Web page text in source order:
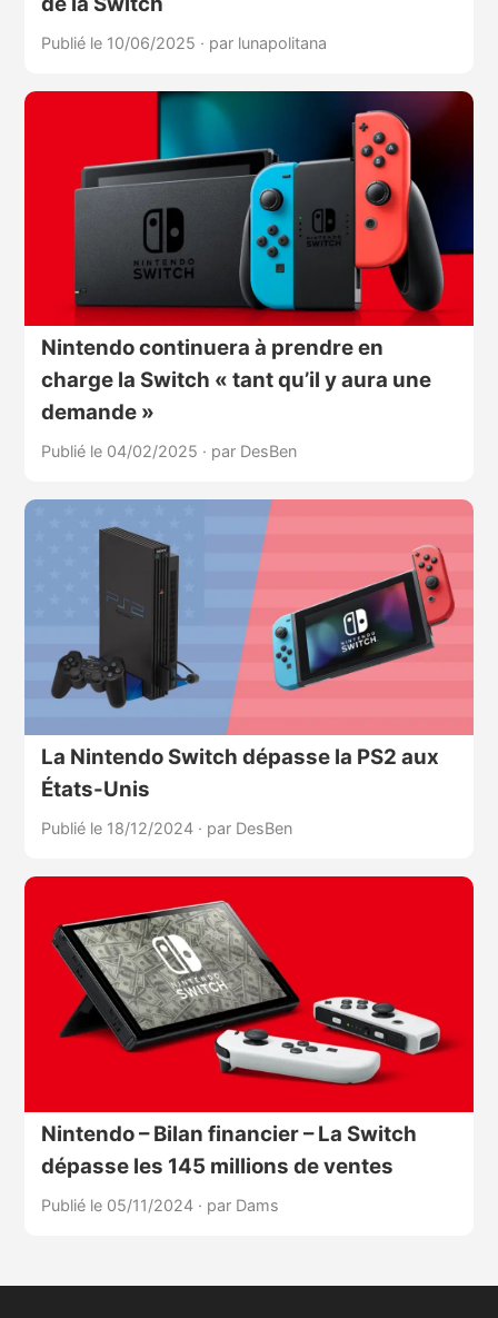
Publié le 10/06/2025 · par lunapolitana
Nintendo continuera à prendre en
charge la Switch « tant qu’il y aura une
demande »
Publié le 04/02/2025 · par DesBen
La Nintendo Switch dépasse la PS2 aux
États-Unis
Publié le 18/12/2024 · par DesBen
Nintendo – Bilan financier – La Switch
dépasse les 145 millions de ventes
Publié le 05/11/2024 · par Dams